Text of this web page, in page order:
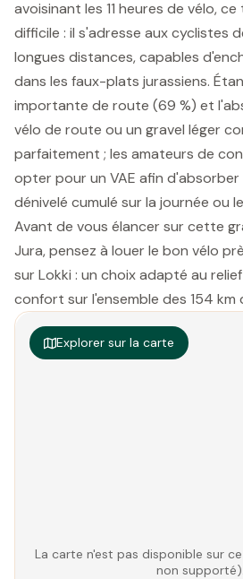
avoisinant les 11 heures de vélo,
difficile : il s'adresse aux cyclistes
longues distances, capables
dans les faux-plats jurassiens.
importante de route (69 %) et
vélo de route ou un gravel léger
parfaitement ; les amateurs de
opter pour un VAE afin d'absorber
dénivelé cumulé sur la journée ou
Avant de vous élancer sur cette
Jura, pensez à louer le bon vélo
sur Lokki : un choix adapté au
confort sur l'ensemble des 154 km
La carte n'est pas disponible sur
non supporté).
Explorer sur la carte